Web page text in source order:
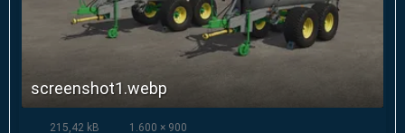
screenshot1.webp
215,42 kB 1.600 × 900